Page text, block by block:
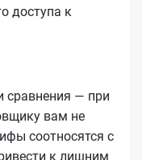
доступа к
сравнения — при
вам не
соотносятся с
к лишним